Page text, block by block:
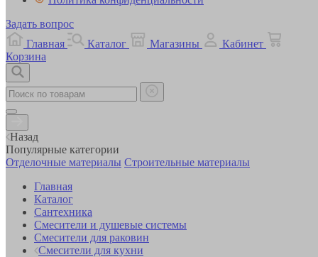
Задать вопрос
Главная
Каталог Магазины
Кабинет
Корзина
Назад
Популярные категории
Отделочные материалы Строительные материалы
Главная
Каталог
Сантехника
Смесители и душевые системы
Смесители для раковин
Смесители для кухни